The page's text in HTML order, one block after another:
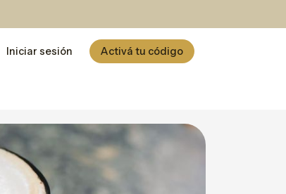
Iniciar sesión Activá tu código